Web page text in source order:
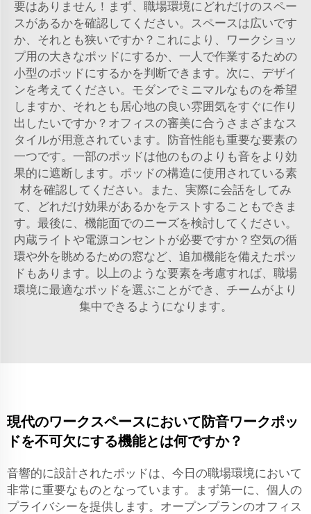
要はありません！まず、職場環境にどれだけのスペー
スがあるかを確認してください。スペースは広いです
か、それとも狭いですか？これにより、ワークショッ
プ用の大きなポッドにするか、一人で作業するための
小型のポッドにするかを判断できます。次に、デザイ
ンを考えてください。モダンでミニマルなものを希望
しますか、それとも居心地の良い雰囲気をすぐに作り
出したいですか？オフィスの審美に合うさまざまなス
タイルが用意されています。防音性能も重要な要素の
一つです。一部のポッドは他のものよりも音をより効
果的に遮断します。ポッドの構造に使用されている素
材を確認してください。また、実際に会話をしてみ
て、どれだけ効果があるかをテストすることもできま
す。最後に、機能面でのニーズを検討してください。
内蔵ライトや電源コンセントが必要ですか？空気の循
環や外を眺めるための窓など、追加機能を備えたポッ
ドもあります。以上のような要素を考慮すれば、職場
環境に最適なポッドを選ぶことができ、チームがより
集中できるようになります。
現代のワークスペースにおいて防音ワークポッ
ドを不可欠にする機能とは何ですか？
音響的に設計されたポッドは、今日の職場環境において
非常に重要なものとなっています。まず第一に、個人の
プライバシーを提供します。オープンプランのオフィス